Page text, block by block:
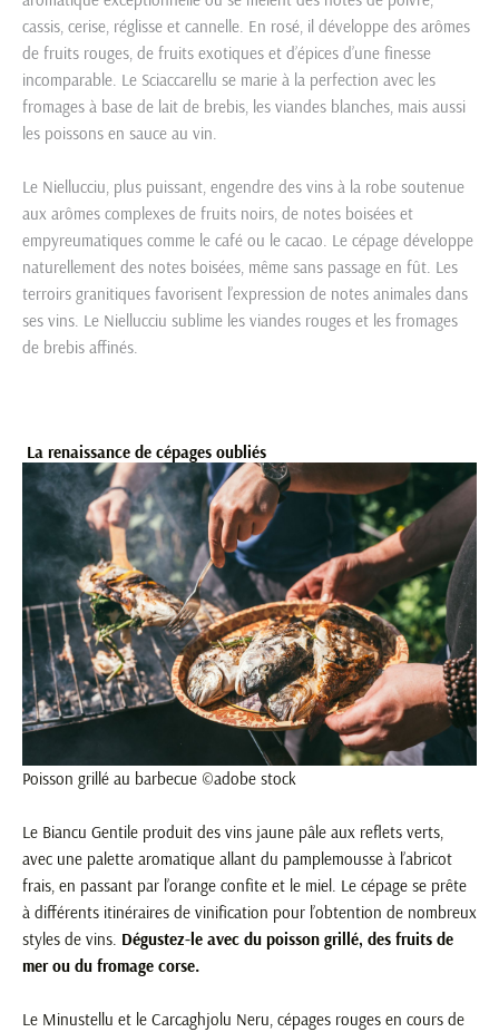
cassis, cerise, réglisse et cannelle. En rosé, il développe des arômes
de fruits rouges, de fruits exotiques et d’épices d’une finesse
incomparable. Le Sciaccarellu se marie à la perfection avec les
fromages à base de lait de brebis, les viandes blanches, mais aussi
les poissons en sauce au vin.
Le Niellucciu, plus puissant, engendre des vins à la robe soutenue
aux arômes complexes de fruits noirs, de notes boisées et
empyreumatiques comme le café ou le cacao. Le cépage développe
naturellement des notes boisées, même sans passage en fût. Les
terroirs granitiques favorisent l’expression de notes animales dans
ses vins. Le Niellucciu sublime les viandes rouges et les fromages
de brebis affinés.
La renaissance de cépages oubliés
Poisson grillé au barbecue ©adobe stock
Le Biancu Gentile produit des vins jaune pâle aux reflets verts,
avec une palette aromatique allant du pamplemousse à l’abricot
frais, en passant par l’orange confite et le miel. Le cépage se prête
à différents itinéraires de vinification pour l’obtention de nombreux
styles de vins. Dégustez-le avec du poisson grillé, des fruits de
mer ou du fromage corse.
Le Minustellu et le Carcaghjolu Neru, cépages rouges en cours de